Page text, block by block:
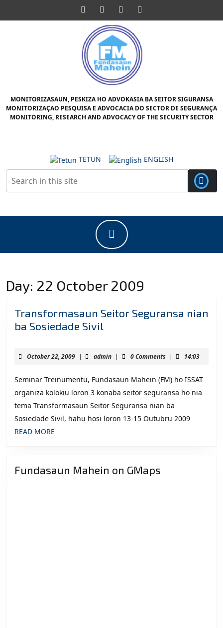
FacebookTwitter Pinterest
MONITORIZASAUN, PESKIZA HO ADVOKASIA BA SEITOR SIGURANSA
MONITORIZAÇAO PESQUISA E ADVOCACIA DO SECTOR DE SEGURANÇA
MONITORING, RESEARCH AND ADVOCACY OF THE SECURITY SECTOR
TETUN ENGLISH
Button
Day: 22 October 2009
Transformasaun Seitor Seguransa nian
ba Sosiedade Sivil
Seguransa
nian
ba
Sosiedade
Sivil
October 22, 2009October
| adminadmin
| 0 Comments | 14:03
Seminar Treinumentu, Fundasaun Mahein (FM) ho ISSAT
organiza kolokiu loron 3 konaba seitor seguransa ho nia
tema Transformasaun Seitor Seguransa nian ba
Sosiedade Sivil, hahu hosi loron 13-15 Outubru 2009
READ MORE
Fundasaun Mahein on GMaps